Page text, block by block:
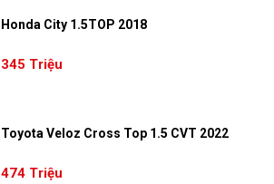
Honda City 1.5TOP 2018
345 Triệu
Toyota Veloz Cross Top 1.5 CVT 2022
474 Triệu